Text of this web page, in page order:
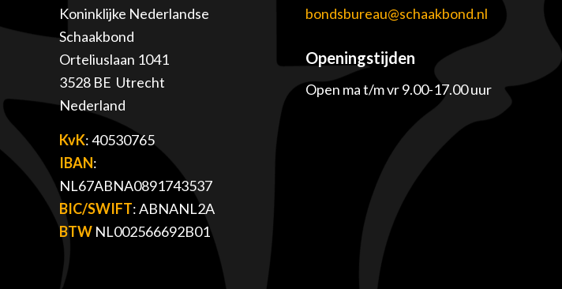
Koninklijke Nederlandse
Schaakbond
Orteliuslaan 1041
3528 BE Utrecht
Nederland
KvK: 40530765
IBAN:
NL67ABNA0891743537
BIC/SWIFT: ABNANL2A
BTW NL002566692B01
bondsbureau@schaakbond.nl
Openingstijden
Open ma t/m vr 9.00-17.00 uur